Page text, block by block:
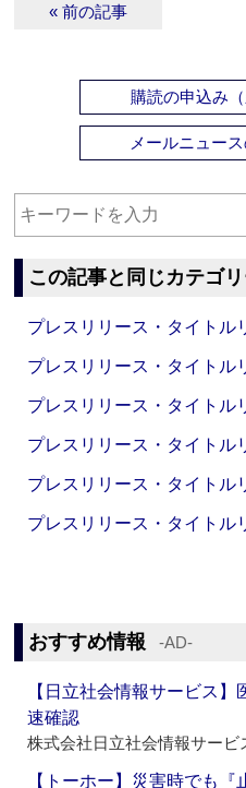
« 前の記事
購読の申込み
メールニュー
この記事と同じカテゴ
プレスリリース・タイト
プレスリリース・タイト
プレスリリース・タイト
プレスリリース・タイト
プレスリリース・タイト
プレスリリース・タイト
おすすめ情報 ‐AD‐
【日立社会情報サービス
速確認
株式会社日立社会情報サービ
【トーホー】災害時でも